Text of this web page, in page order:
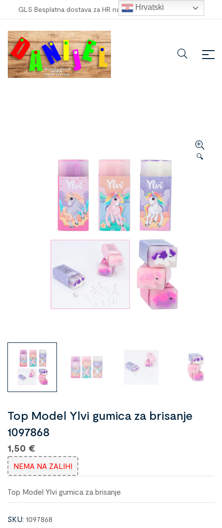
GLS Besplatna dostava za HR narudžbe veće od 100,00 €
🔍
Top Model Ylvi gumica za brisanje
1097868
1,50 €
NEMA NA ZALIHI
Top Model Ylvi gumica za brisanje
SKU: 1097868
Hrvatski